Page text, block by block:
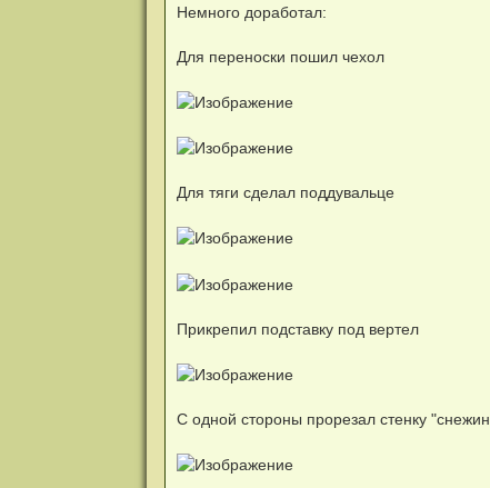
Немного доработал:
Для переноски пошил чехол
Для тяги сделал поддувальце
Прикрепил подставку под вертел
С одной стороны прорезал стенку